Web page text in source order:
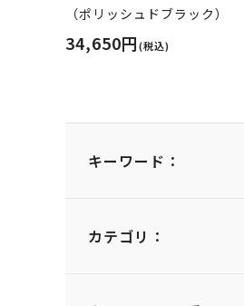
（ポリッシュドブラック）
34,650円(税込)
キーワード：
カテゴリ：